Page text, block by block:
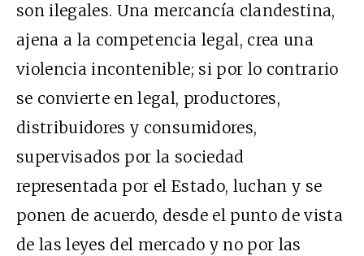
son ilegales. Una mercancía clandestina,
ajena a la competencia legal, crea una
violencia incontenible; si por lo contrario
se convierte en legal, productores,
distribuidores y consumidores,
supervisados por la sociedad
representada por el Estado, luchan y se
ponen de acuerdo, desde el punto de vista
de las leyes del mercado y no por las